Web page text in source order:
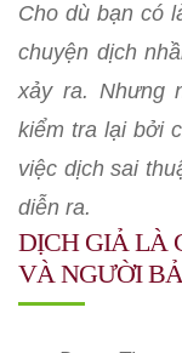
Cho dù bạn có
chuyện dịch
xảy ra. Nhưng
kiểm tra lại bởi
việc dịch sai
diễn ra.
DỊCH GIẢ LÀ
VÀ NGƯỜI